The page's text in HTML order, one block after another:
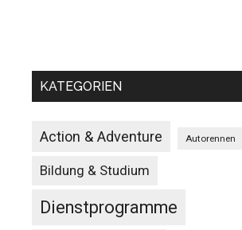
KATEGORIEN
Action & Adventure Autorennen
Bildung & Studium
Dienstprogramme